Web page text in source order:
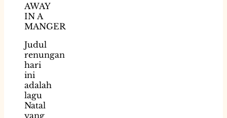
AWAY
IN A
MANGER
Judul
renungan
hari
ini
adalah
lagu
Natal
yang